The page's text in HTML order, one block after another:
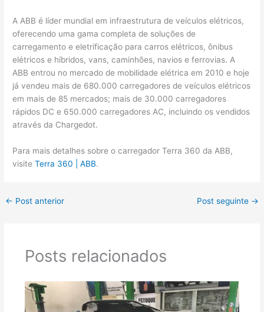
A ABB é líder mundial em infraestrutura de veículos elétricos,
oferecendo uma gama completa de soluções de
carregamento e eletrificação para carros elétricos, ônibus
elétricos e híbridos, vans, caminhões, navios e ferrovias. A
ABB entrou no mercado de mobilidade elétrica em 2010 e hoje
já vendeu mais de 680.000 carregadores de veículos elétricos
em mais de 85 mercados; mais de 30.000 carregadores
rápidos DC e 650.000 carregadores AC, incluindo os vendidos
através da Chargedot.
Para mais detalhes sobre o carregador Terra 360 da ABB,
visiteTerra 360 | ABB.
← Post anterior Post seguinte →
Posts relacionados